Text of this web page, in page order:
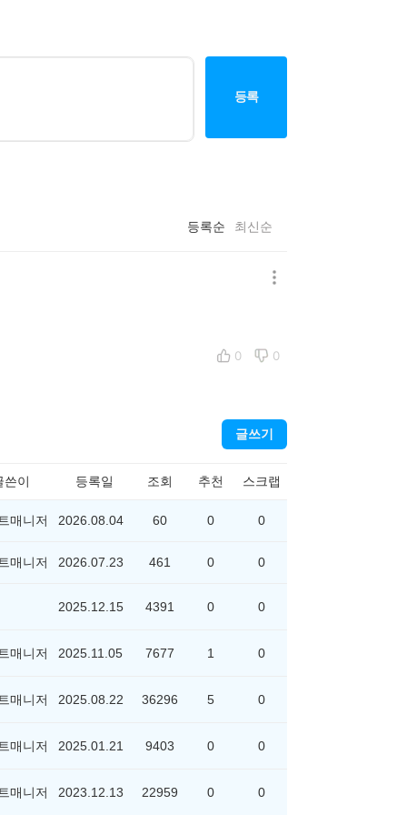
등록
등록순 최신순
0 0
글쓰기
쓴이 등록일 조회 추천 스크랩
매니저 2026.08.04 60 0 0
매니저 2026.07.23 461 0 0
2025.12.15 4391 0 0
매니저 2025.11.05 7677 1 0
매니저 2025.08.22 36296 5 0
매니저 2025.01.21 9403 0 0
매니저 2023.12.13 22959 0 0